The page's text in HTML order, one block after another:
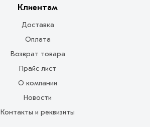
Клиентам
Доставка
Оплата
Возврат товара
Прайс лист
О компании
Новости
Контакты и реквизиты